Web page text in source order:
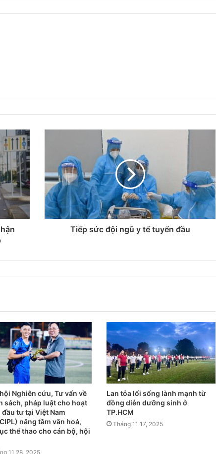
Tiếp sức đội ngũ y tế tuyến đầu
Nghiên cứu, Tư vấn về
sách, pháp luật cho hoạt
tư tại Việt Nam
nâng tầm văn hoá,
thể thao cho cán bộ, hội
11 28, 2025
Lan tỏa lối sống lành mạnh từ
đồng diễn dưỡng sinh ở
TP.HCM
Tháng 11 17, 2025